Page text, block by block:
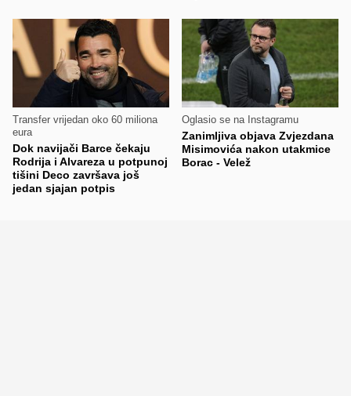
Transfer vrijedan oko 60 miliona
eura
Dok navijači Barce čekaju
Rodrija i Alvareza u potpunoj
tišini Deco završava još
jedan sjajan potpis
Oglasio se na Instagramu
Zanimljiva objava Zvjezdana
Misimovića nakon utakmice
Borac - Velež